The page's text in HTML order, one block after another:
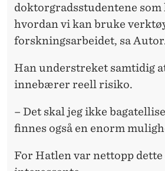
doktorgradsstudentene
hvordan vi kan bruke
forskningsarbeidet, sa
Han understreket samtidig
innebærer reell risiko.
– Det skal jeg ikke
finnes også en enorm
For Hatlen var nettopp dette